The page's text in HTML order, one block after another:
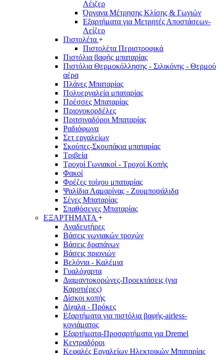
Λέιζερ
Όργανα Μέτρησης Κλίσης & Γωνιών
Εξαρτήματα για Μετρητές Αποστάσεων-
Λείζερ
Πιστολέτα +
Πιστολέτα Περιστροφικά
Πιστόλια βαφής μπαταρίας
Πιστόλια Θερμοκόλλησης - Σιλικόνης - Θερμού
αέρα
Πλάνες Μπαταρίας
Πολυεργαλεία μπαταρίας
Πρέσσες Μπαταρίας
Πριονοκορδέλες
Πριτσιναδόροι Μπαταρίας
Ραδιόφωνα
Σετ εργαλείων
Σκούπες-Σκουπάκια μπαταρίας
Τριβεία
Τροχοί Γωνιακοί - Τροχοί Κοπής
Φακοί
Φρέζες τοίχου μπαταρίας
Ψαλίδια Λαμαρίνας - Ζουμποψάλιδα
Σέγες Μπαταρίας
Σπαθόσεγες Μπαταρίας
ΕΞΑΡΤΗΜΑΤΑ +
Αναδευτήρες
Βάσεις γωνιακών τροχών
Βάσεις δραπάνων
Βάσεις πριονιών
Βελόνια - Καλέμια
Γυαλόχαρτα
Διαμαντοκορώνες-Προεκτάσεις (για
Καροτιέρες)
Δίσκοι κοπής
Δίχαλα - Πρόκες
Εξαρτήματα για πιστόλια βαφής-airless-
κονιάματος
Εξαρτήματα-Προσαρτήματα για Dremel
Κεντραδόροι
Κεφαλές Εργαλείων Ηλεκτρικών Μπαταρίας